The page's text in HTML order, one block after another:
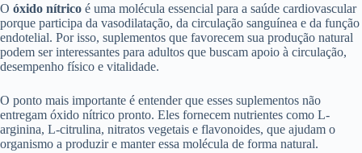
O óxido nítrico é uma molécula essencial para a saúde cardiovascular
porque participa da vasodilatação, da circulação sanguínea e da função
endotelial. Por isso, suplementos que favorecem sua produção natural
podem ser interessantes para adultos que buscam apoio à circulação,
desempenho físico e vitalidade.
O ponto mais importante é entender que esses suplementos não
entregam óxido nítrico pronto. Eles fornecem nutrientes como L-
arginina, L-citrulina, nitratos vegetais e flavonoides, que ajudam o
organismo a produzir e manter essa molécula de forma natural.